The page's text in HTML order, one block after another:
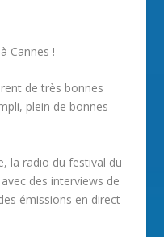
Cannes !
de très bonnes
plein de bonnes
la radio du festival du
des interviews de
émissions en direct